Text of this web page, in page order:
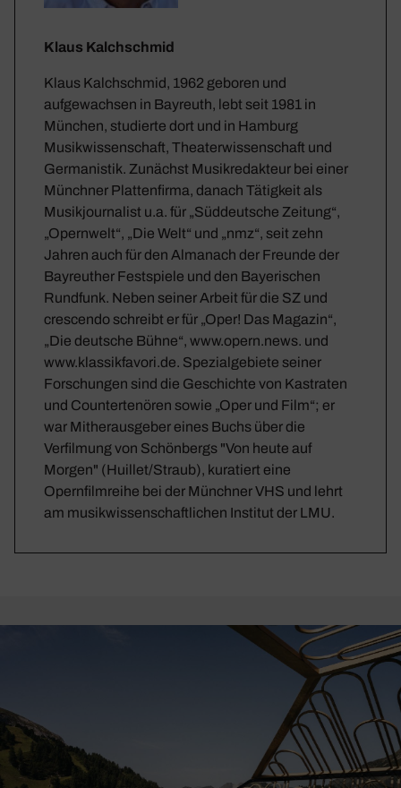
Klaus Kalchschmid
Klaus Kalchschmid, 1962 geboren und
aufgewachsen in Bayreuth, lebt seit 1981 in
München, studierte dort und in Hamburg
Musikwissenschaft, Theaterwissenschaft und
Germanistik. Zunächst Musikredakteur bei einer
Münchner Plattenfirma, danach Tätigkeit als
Musikjournalist u.a. für „Süddeutsche Zeitung“,
„Opernwelt“, „Die Welt“ und „nmz“, seit zehn
Jahren auch für den Almanach der Freunde der
Bayreuther Festspiele und den Bayerischen
Rundfunk. Neben seiner Arbeit für die SZ und
crescendo schreibt er für „Oper! Das Magazin“,
„Die deutsche Bühne“, www.opern.news. und
www.klassikfavori.de. Spezialgebiete seiner
Forschungen sind die Geschichte von Kastraten
und Countertenören sowie „Oper und Film“; er
war Mitherausgeber eines Buchs über die
Verfilmung von Schönbergs "Von heute auf
Morgen" (Huillet/Straub), kuratiert eine
Opernfilmreihe bei der Münchner VHS und lehrt
am musikwissenschaftlichen Institut der LMU.